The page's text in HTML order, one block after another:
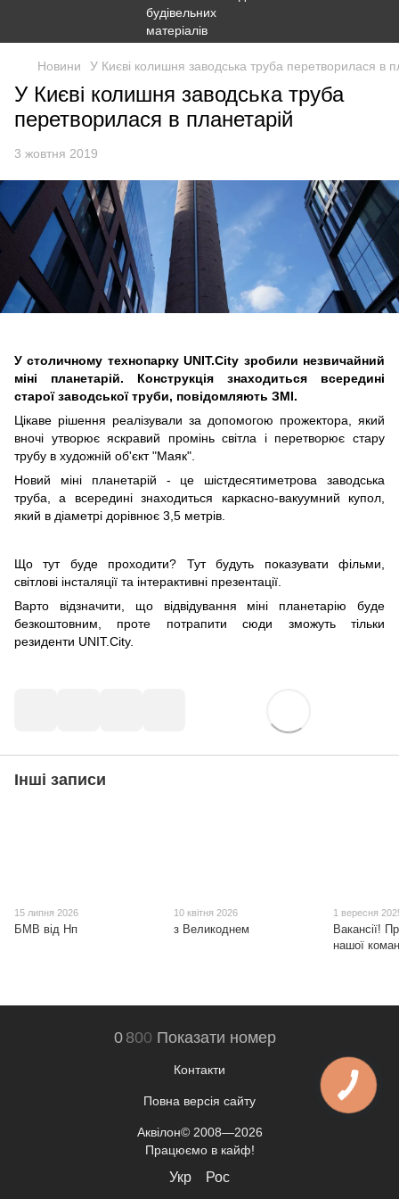
Новини У Києві колишня заводська труба перетворилася в
У Києві колишня заводська труба
перетворилася в планетарій
3 жовтня 2019
У столичному технопарку UNIT.City зробили незвичайний
міні планетарій. Конструкція знаходиться всередині
старої заводської труби, повідомляють ЗМІ.
Цікаве рішення реалізували за допомогою прожектора, який
вночі утворює яскравий промінь світла і перетворює стару
трубу в художній об'єкт "Маяк".
Новий міні планетарій - це шістдесятиметрова заводська
труба, а всередині знаходиться каркасно-вакуумний купол,
який в діаметрі дорівнює 3,5 метрів.
Що тут буде проходити? Тут будуть показувати фільми,
світлові інсталяції та інтерактивні презентації.
Варто відзначити, що відвідування міні планетарію буде
безкоштовним, проте потрапити сюди зможуть тільки
резиденти UNIT.City.
Інші записи
15 липня 2026
БМВ від Нп
10 квітня 2026
з Великоднем
1 вересня
Вакансії!
нашої
0 800 Показати номер
Контакти
Повна версія сайту
Аквілон© 2008—2026
Працюємо в кайф!
Укр Рос